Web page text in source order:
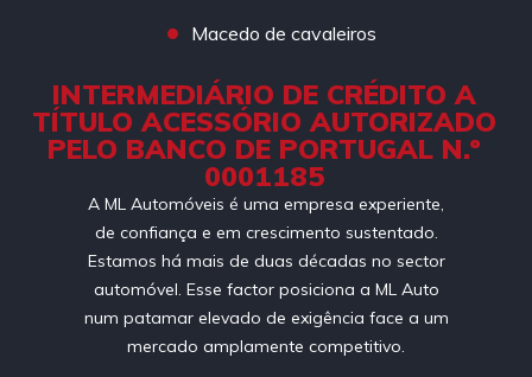
Macedo de cavaleiros
INTERMEDIÁRIO DE CRÉDITO A
TÍTULO ACESSÓRIO AUTORIZADO
PELO BANCO DE PORTUGAL N.º
0001185
A ML Automóveis é uma empresa experiente,
de confiança e em crescimento sustentado.
Estamos há mais de duas décadas no sector
automóvel. Esse factor posiciona a ML Auto
num patamar elevado de exigência face a um
mercado amplamente competitivo.